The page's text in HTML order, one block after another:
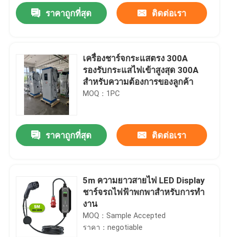
ราคาถูกที่สุด ติดต่อเรา
เครื่องชาร์จกระแสตรง 300A
รองรับกระแสไฟเข้าสูงสุด 300A
สำหรับความต้องการของลูกค้า
MOQ：1PC
ราคาถูกที่สุด ติดต่อเรา
5m ความยาวสายไฟ LED Display
ชาร์จรถไฟฟ้าพกพาสําหรับการทํา
งาน
MOQ：Sample Accepted
ราคา：negotiable